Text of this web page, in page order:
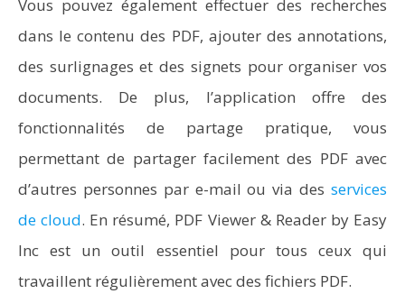
Vous pouvez également effectuer des recherches
dans le contenu des PDF, ajouter des annotations,
des surlignages et des signets pour organiser vos
documents. De plus, l’application offre des
fonctionnalités de partage pratique, vous
permettant de partager facilement des PDF avec
d’autres personnes par e-mail ou via des services
de cloud. En résumé, PDF Viewer & Reader by Easy
Inc est un outil essentiel pour tous ceux qui
travaillent régulièrement avec des fichiers PDF.